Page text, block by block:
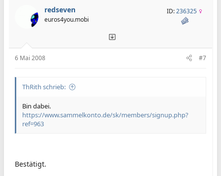
redseven
euros4you.mobi
ID:236325
6 Mai 2008 #7
ThRith schrieb:
Bin dabei.
https://www.sammelkonto.de/sk/members/signup.php?
ref=963
Bestätigt.